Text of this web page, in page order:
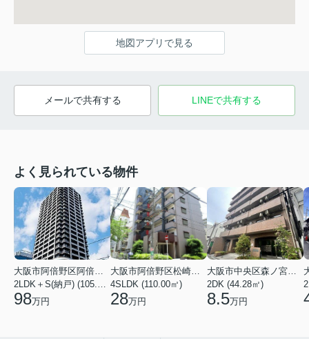
地図アプリで見る
メールで共有する LINEで共有する
よく見られている物件
大阪市阿倍野区阿倍野筋１丁目
2LDK＋S(納戸) (105.43㎡)
98万円
大阪市阿倍野区松崎町３丁目
4SLDK (110.00㎡)
28万円
大阪市中央区森ノ宮中央１丁目
2DK (44.28㎡)
8.5万円